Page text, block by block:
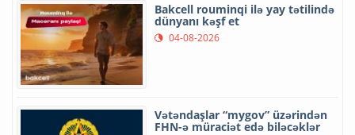
Bakcell rouminqi ilə yay tətilində
dünyanı kəşf et
04-08-2026
Vətəndaşlar “mygov” üzərindən
FHN-ə müraciət edə biləcəklər